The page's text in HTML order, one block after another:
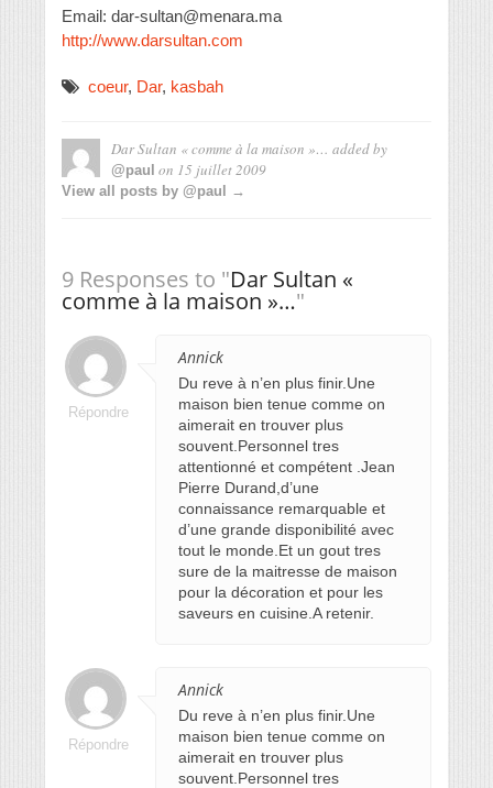
Email: dar-sultan@menara.ma
http://www.darsultan.com
coeur, Dar, kasbah
Dar Sultan « comme à la maison »… added by
@paul on 15 juillet 2009
View all posts by @paul →
9 Responses to "Dar Sultan «
comme à la maison »…"
Annick
Du reve à n’en plus finir.Une
maison bien tenue comme on
aimerait en trouver plus
souvent.Personnel tres
attentionné et compétent .Jean
Pierre Durand,d’une
connaissance remarquable et
d’une grande disponibilité avec
tout le monde.Et un gout tres
sure de la maitresse de maison
pour la décoration et pour les
saveurs en cuisine.A retenir.
Répondre
Annick
Du reve à n’en plus finir.Une
maison bien tenue comme on
aimerait en trouver plus
souvent.Personnel tres
Répondre